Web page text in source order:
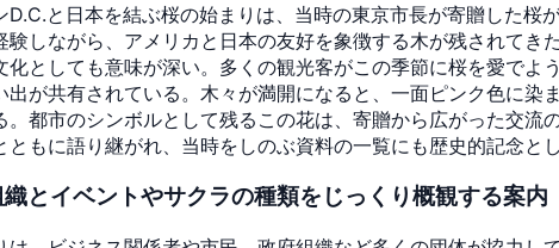
D.C.と日本を結ぶ桜の始まりは、当時の東京市長が寄贈した
験しながら、アメリカと日本の友好を象徴する木が残されて
化としても意味が深い。多くの観光客がこの季節に桜を愛で
出が共有されている。木々が満開になると、一面ピンク色に
。都市のシンボルとして残るこの花は、寄贈から広がった交
ともに語り継がれ、当時をしのぶ資料の一覧にも歴史的記念と
とイベントやサクラの種類をじっくり概観する案内